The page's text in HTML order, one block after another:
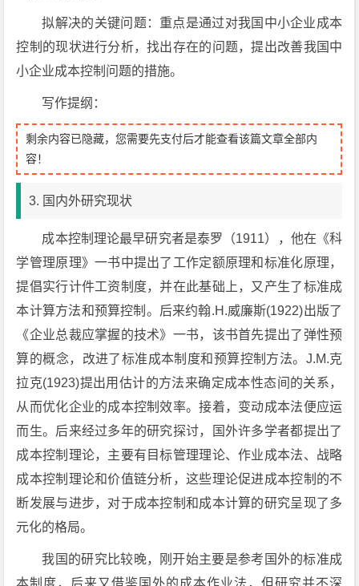
拟解决的关键问题：重点是通过对我国中小企业成本
控制的现状进行分析，找出存在的问题，提出改善我国中
小企业成本控制问题的措施。
写作提纲：
剩余内容已隐藏，您需要先支付后才能查看该篇文章全部内
容！
3. 国内外研究现状
成本控制理论最早研究者是泰罗（1911），他在《科
学管理原理》一书中提出了工作定额原理和标准化原理，
提倡实行计件工资制度，并在此基础上，又产生了标准成
本计算方法和预算控制。后来约翰.H.威廉斯(1922)出版了
《企业总裁应掌握的技术》一书，该书首先提出了弹性预
算的概念，改进了标准成本制度和预算控制方法。J.M.克
拉克(1923)提出用估计的方法来确定成本性态间的关系，
从而优化企业的成本控制效率。接着，变动成本法便应运
而生。后来经过多年的研究探讨，国外许多学者都提出了
成本控制理论，主要有目标管理理论、作业成本法、战略
成本控制理论和价值链分析，这些理论促进成本控制的不
断发展与进步，对于成本控制和成本计算的研究呈现了多
元化的格局。
我国的研究比较晚，刚开始主要是参考国外的标准成
本制度，后来又借鉴国外的成本作业法，但研究并不深